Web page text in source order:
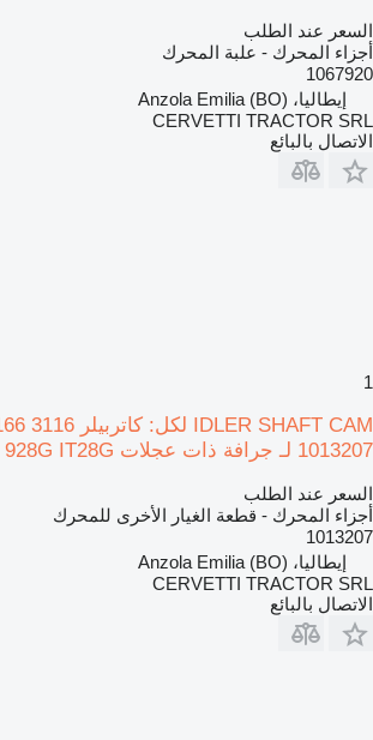
السعر عند الطلب
أجزاء المحرك - علبة المحرك
1067920
إيطاليا، Anzola Emilia (BO)
CERVETTI TRACTOR SRL
الاتصال بالبائع
1
1013207 لـ جرافة ذات عجلات Caterpillar 928G IT28G
السعر عند الطلب
أجزاء المحرك - قطعة الغيار الأخرى للمحرك
1013207
إيطاليا، Anzola Emilia (BO)
CERVETTI TRACTOR SRL
الاتصال بالبائع